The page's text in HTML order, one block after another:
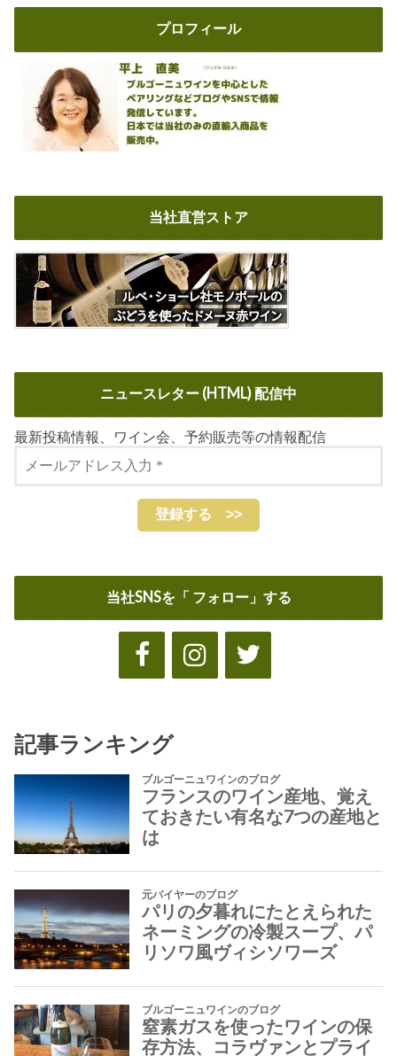
プロフィール
当社直営ストア
ニュースレター (HTML) 配信中
最新投稿情報、ワイン会、予約販売等の情報配信
当社SNSを「 フォロー」する
記事ランキング